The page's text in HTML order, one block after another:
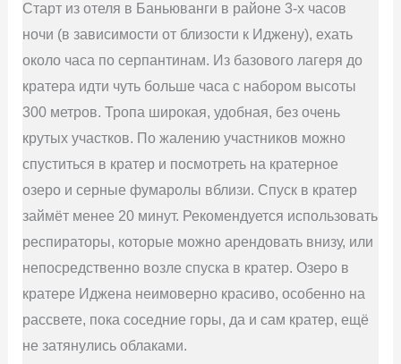
Старт из отеля в Баньюванги в районе 3-х часов
ночи (в зависимости от близости к Иджену), ехать
около часа по серпантинам. Из базового лагеря до
кратера идти чуть больше часа с набором высоты
300 метров. Тропа широкая, удобная, без очень
крутых участков. По жалению участников можно
спуститься в кратер и посмотреть на кратерное
озеро и серные фумаролы вблизи. Спуск в кратер
займёт менее 20 минут. Рекомендуется использовать
респираторы, которые можно арендовать внизу, или
непосредственно возле спуска в кратер. Озеро в
кратере Иджена неимоверно красиво, особенно на
рассвете, пока соседние горы, да и сам кратер, ещё
не затянулись облаками.